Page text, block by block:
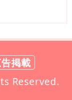
掲載
Reserved.